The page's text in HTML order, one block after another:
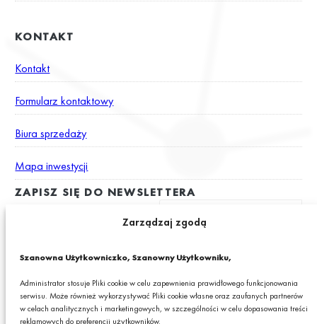
Zarządzaj zgodą
Szanowna Użytkowniczko, Szanowny Użytkowniku,
Administrator stosuje Pliki cookie w celu zapewnienia prawidłowego funkcjonowania
serwisu. Może również wykorzystywać Pliki cookie własne oraz zaufanych partnerów
w celach analitycznych i marketingowych, w szczególności w celu dopasowania treści
reklamowych do preferencji użytkowników.
KONTAKT
Kontakt
Formularz kontaktowy
Biura sprzedaży
Mapa inwestycji
ZAPISZ SIĘ DO NEWSLETTERA
adres e-mail newslettera z informacjami o ciekawych promocjach,
produktach lub usługach GRANIT S.A.*
* Pola obowiązkowe